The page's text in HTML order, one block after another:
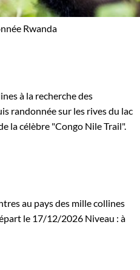
à la recherche des
randonnée sur les rives du lac
la célèbre "Congo Nile Trail".
au pays des mille collines
le 17/12/2026 Niveau : à